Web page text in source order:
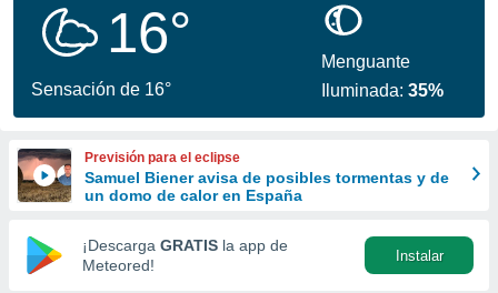
se
calidad.
a este
las
y
forma
digital
basada
16°
Sensación de 16°
Menguante
Iluminada:35%
Previsión para el eclipse
Samuel Biener avisa de posibles tormentas y de
un domo de calor en España
¡Descarga GRATIS la app de
Meteored!
Instalar